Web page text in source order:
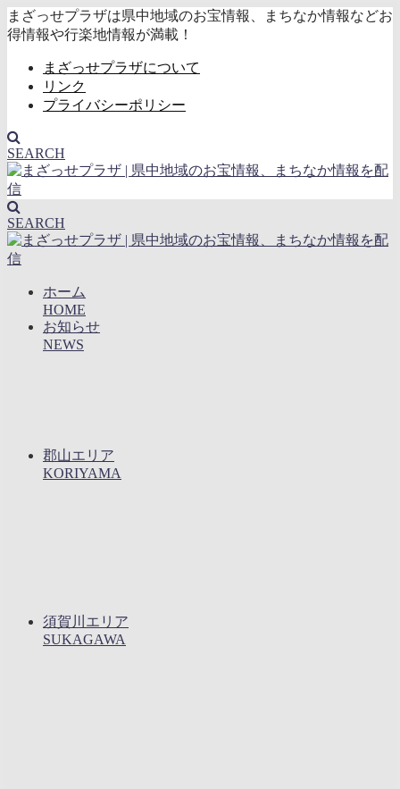
まざっせプラザは県中地域のお宝情報、まちなか情報などお
得情報や行楽地情報が満載！
まざっせプラザについて
リンク
プライバシーポリシー
SEARCH
SEARCH
ホーム
HOME
お知らせ
NEWS
郡山エリア
KORIYAMA
須賀川エリア
SUKAGAWA